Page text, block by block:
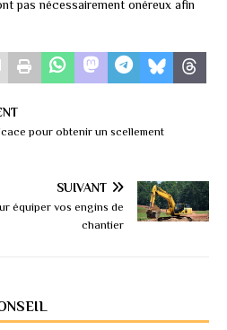
pas nécessairement onéreux afin
pour obtenir un scellement
SUIVANT
équiper vos engins de
chantier